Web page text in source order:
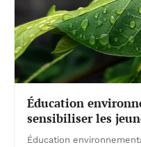
Éducation
sensibiliser les
Éducation